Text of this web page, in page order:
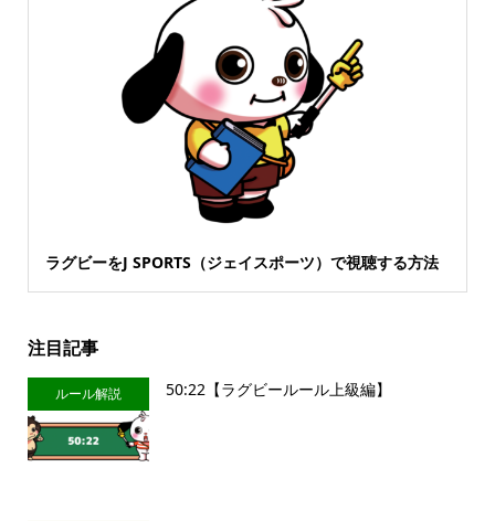
ラグビーをJ SPORTS（ジェイスポーツ）で視聴する方法
注目記事
ルール解説 50:22【ラグビールール上級編】